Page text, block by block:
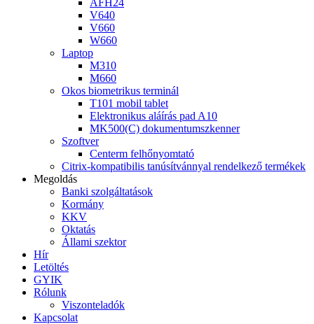
AFH24
V640
V660
W660
Laptop
M310
M660
Okos biometrikus terminál
T101 mobil tablet
Elektronikus aláírás pad A10
MK500(C) dokumentumszkenner
Szoftver
Centerm felhőnyomtató
Citrix-kompatibilis tanúsítvánnyal rendelkező termékek
Megoldás
Banki szolgáltatások
Kormány
KKV
Oktatás
Állami szektor
Hír
Letöltés
GYIK
Rólunk
Viszonteladók
Kapcsolat